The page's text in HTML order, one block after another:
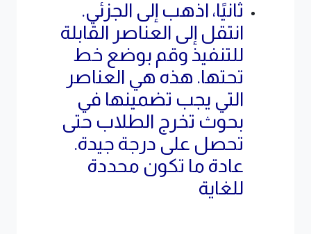
ثانيًا، اذهب إلى الجزئي.
انتقل إلى العناصر القابلة
للتنفيذ وقم بوضع خط
تحتها. هذه هي العناصر
التي يجب تضمينها في
بحوث تخرج الطلاب حتى
تحصل على درجة جيدة.
عادة ما تكون محددة
للغاية